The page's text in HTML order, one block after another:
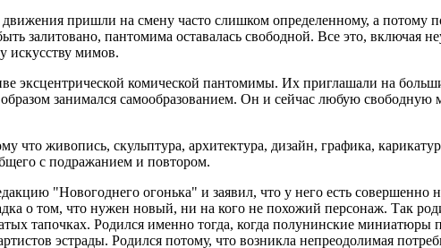
пришли на смену часто слишком определенному, а потому
залитовано, пантомима оставалась свободной. Все это, включая
искусству мимов.
эксцентрической комической пантомимы. Их приглашали на
занимался самообразованием. Он и сейчас любую
что живопись, скульптура, архитектура, дизайн, графика,
с подражанием и повтором.
"Новогоднего огонька" и заявил, что у него есть совершенно
о том, что нужен новый, ни на кого не похожий персонаж. Так
тапочках. Родился именно тогда, когда полунинские миниатюры
эстрады. Родился потому, что возникла непреодолимая